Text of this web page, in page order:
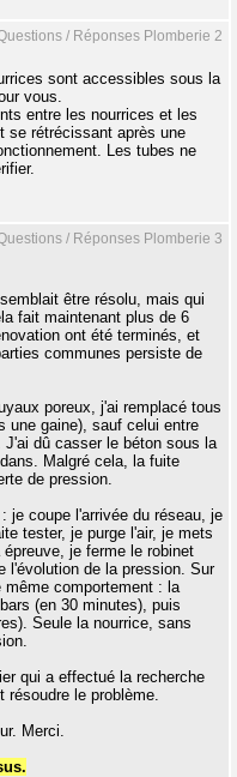
/ Réponses Plomberie 2
sont accessibles sous la
vous.
entre les nourrices et les
se rétrécissant après une
Les tubes ne
/ Réponses Plomberie 3
être résolu, mais qui
fait maintenant plus de 6
ont été terminés, et
communes persiste de
poreux, j'ai remplacé tous
une gaine), sauf celui entre
J'ai dû casser le béton sous la
Malgré cela, la fuite
de pression.
je coupe l'arrivée du réseau, je
tester, je purge l'air, je mets
je ferme le robinet
l'évolution de la pression. Sur
comportement : la
(en 30 minutes), puis
Seule la nourrice, sans
qui a effectué la recherche
résoudre le problème.
Merci.